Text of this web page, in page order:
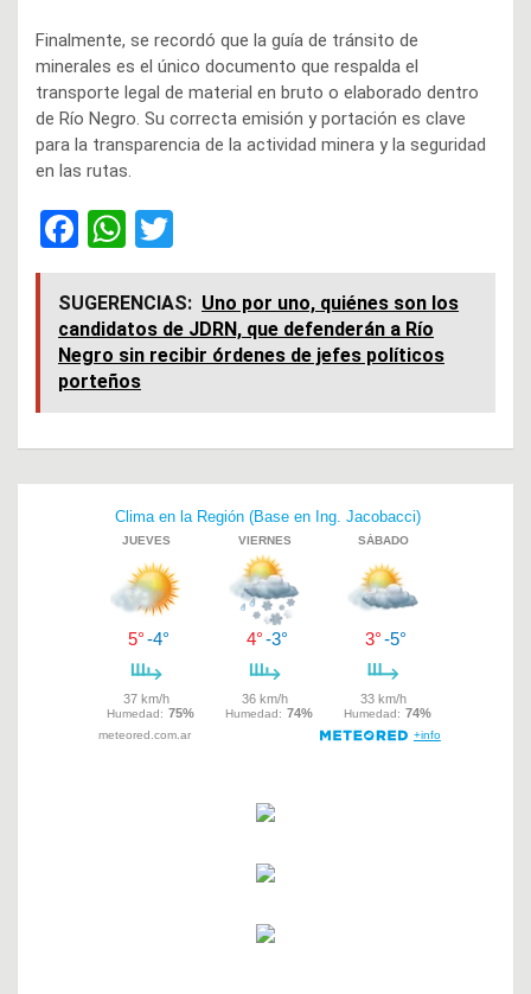
Finalmente, se recordó que la guía de tránsito de
minerales es el único documento que respalda el
transporte legal de material en bruto o elaborado dentro
de Río Negro. Su correcta emisión y portación es clave
para la transparencia de la actividad minera y la seguridad
en las rutas.
F
a
ce
b
o
o
k
W
h
at
s
A
p
p
wi
tt
er
SUGERENCIAS: Uno por uno, quiénes son los
candidatos de JDRN, que defenderán a Río
Negro sin recibir órdenes de jefes políticos
porteños
entradas